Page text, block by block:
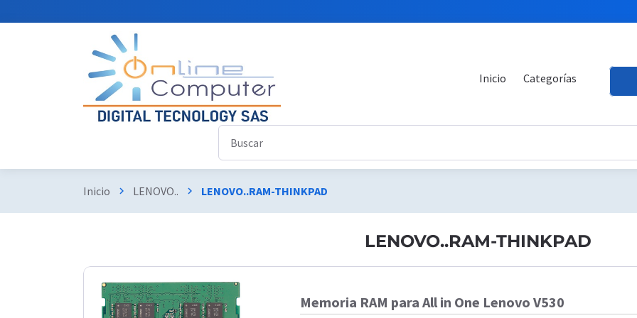
Inicio Categorías
Inicio chevron_right LENOVO.. chevron_right LENOVO..RAM-THINKPAD
LENOVO..RAM-THINKPAD
Memoria RAM para All in One Lenovo V530